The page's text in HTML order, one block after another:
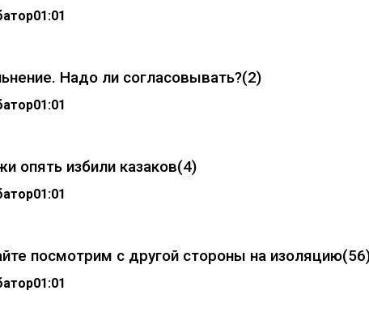
01:01
Надо ли согласовывать?(2)
01:01
опять избили казаков(4)
01:01
посмотрим с другой стороны на изоляцию
01:01